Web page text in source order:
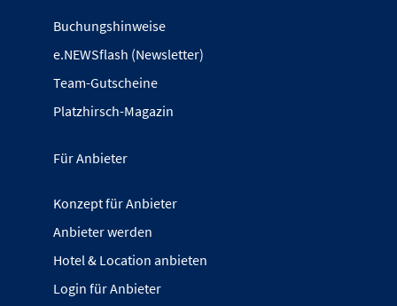
Buchungshinweise
e.NEWSflash (Newsletter)
Team-Gutscheine
Platzhirsch-Magazin
Für Anbieter
Konzept für Anbieter
Anbieter werden
Hotel & Location anbieten
Login für Anbieter